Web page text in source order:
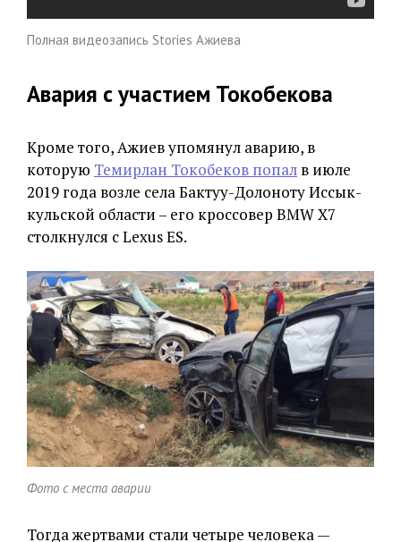
Полная видеозапись Stories Ажиева
Авария с участием Токобекова
Кроме того, Ажиев упомянул аварию, в
которую Темирлан Токобеков попал в июле
2019 года возле села Бактуу-Долоноту Иссык-
кульской области – его кроссовер BMW X7
столкнулся с Lexus ES.
Фото с места аварии
Тогда жертвами стали четыре человека —